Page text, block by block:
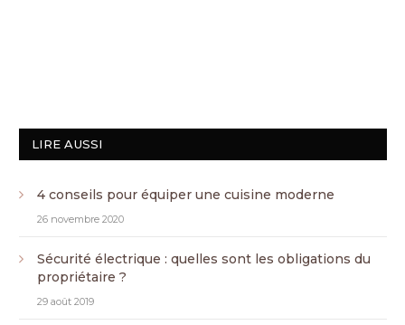
LIRE AUSSI
4 conseils pour équiper une cuisine moderne
26 novembre 2020
Sécurité électrique : quelles sont les obligations du
propriétaire ?
29 août 2019